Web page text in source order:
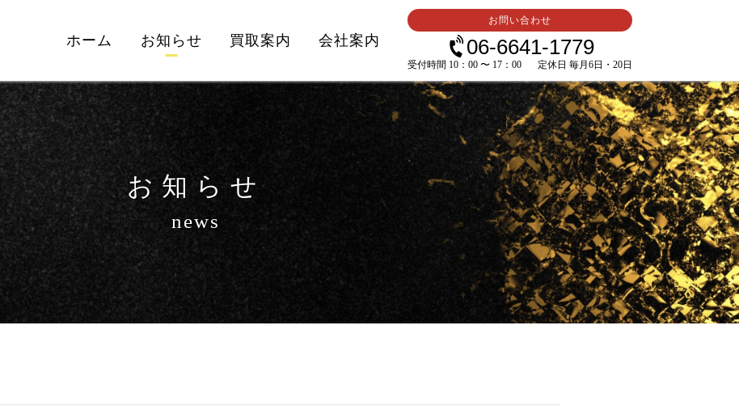
ホーム お知らせ 買取案内 会社案内
お問い合わせ
06-6641-1779
受付時間 10：00 〜 17：00 定休日 毎月6日・20日
お知らせ
news